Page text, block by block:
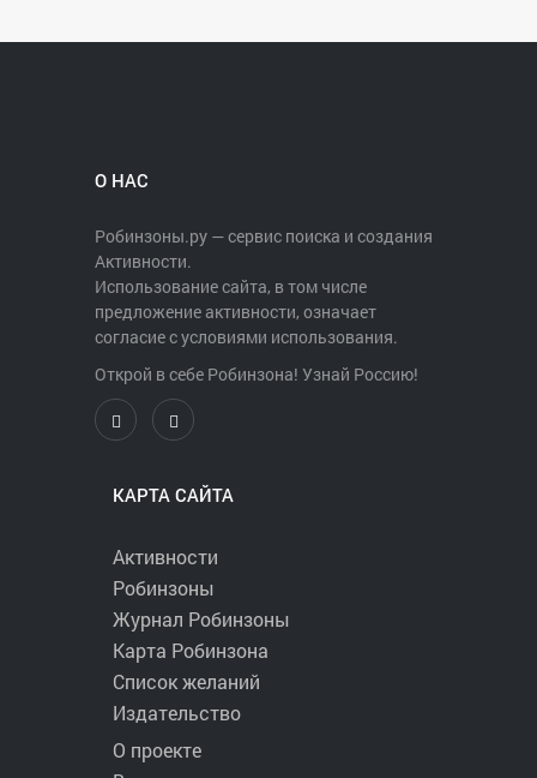
О НАС
Робинзоны.ру — сервис поиска и создания
Активности.
Использование сайта, в том числе
предложение активности, означает
согласие с условиями использования.
Открой в себе Робинзона! Узнай Россию!
КАРТА САЙТА
Активности
Робинзоны
Журнал Робинзоны
Карта Робинзона
Список желаний
Издательство
О проекте